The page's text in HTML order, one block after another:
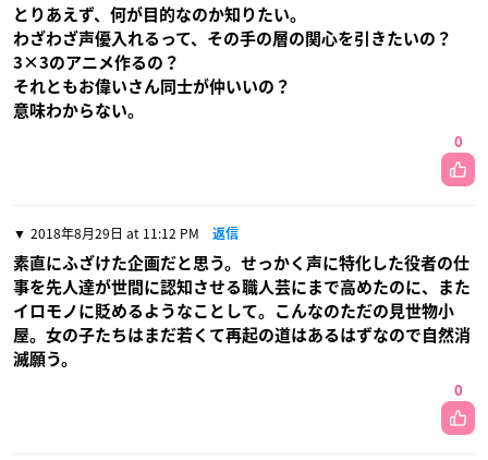
とりあえず、何が目的なのか知りたい。
わざわざ声優入れるって、その手の層の関心を引きたいの？
3×3のアニメ作るの？
それともお偉いさん同士が仲いいの？
意味わからない。
0
2018年8月29日 at 11:12 PM 返信
素直にふざけた企画だと思う。せっかく声に特化した役者の仕
事を先人達が世間に認知させる職人芸にまで高めたのに、また
イロモノに貶めるようなことして。こんなのただの見世物小
屋。女の子たちはまだ若くて再起の道はあるはずなので自然消
滅願う。
0